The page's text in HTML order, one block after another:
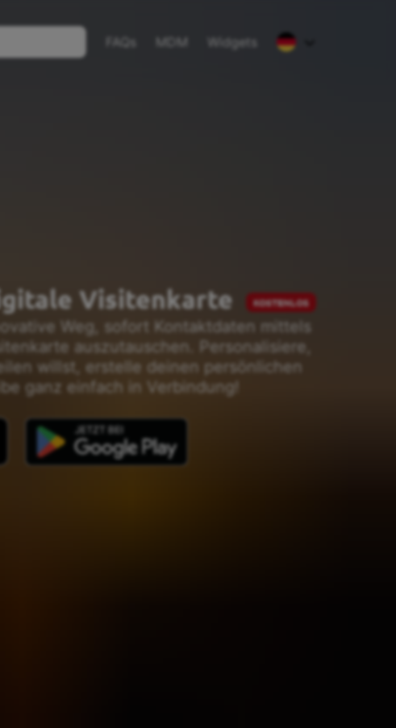
FAQs MDM Widgets
Visitenkarte KOSTENLOS
Weg, sofort Kontaktdaten mittels
auszutauschen. Personalisiere,
willst, erstelle deinen persönlichen
ganz einfach in Verbindung!